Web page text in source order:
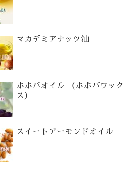
マカデミアナッツ油
ホホバオイル （ホホバワック
ス）
スイートアーモンドオイル